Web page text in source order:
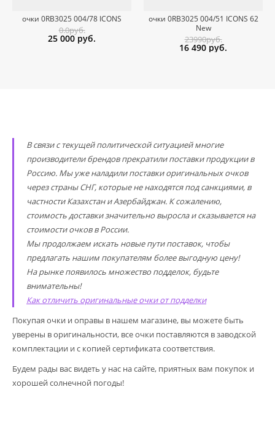
очки 0RB3025 004/78 ICONS
0.0руб.
25 000 руб.
очки 0RB3025 004/51 ICONS 62
New
23990руб.
16 490 руб.
В связи с текущей политической ситуацией многие
производители брендов прекратили поставки продукции в
Россию. Мы уже наладили поставки оригинальных очков
через страны СНГ, которые не находятся под санкциями, в
частности Казахстан и Азербайджан. К сожалению,
стоимость доставки значительно выросла и сказывается на
стоимости очков в России.
Мы продолжаем искать новые пути поставок, чтобы
предлагать нашим покупателям более выгодную цену!
На рынке появилось множество подделок, будьте
внимательны!
Как отличить оригинальные очки от подделки
Покупая очки и оправы в нашем магазине, вы можете быть
уверены в оригинальности, все очки поставляются в заводской
комплектации и с копией сертификата соответствия.
Будем рады вас видеть у нас на сайте, приятных вам покупок и
хорошей солнечной погоды!